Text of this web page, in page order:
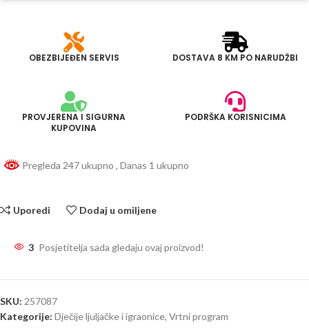
OBEZBIJEĐEN SERVIS DOSTAVA 8 KM PO NARUDŽBI
PROVJERENA I SIGURNA
KUPOVINA
PODRŠKA KORISNICIMA
Pregleda 247 ukupno , Danas 1 ukupno
Uporedi Dodaj u omiljene
3 Posjetitelja sada gledaju ovaj proizvod!
SKU: 257087
Kategorije: Dječije ljuljačke i igraonice, Vrtni program